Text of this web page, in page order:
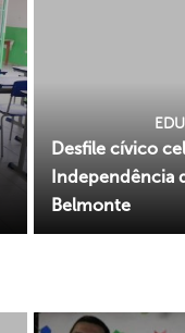
Desfile cívico
Independência
Belmonte